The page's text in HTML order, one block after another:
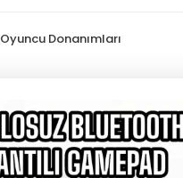
Oyuncu Donanımları